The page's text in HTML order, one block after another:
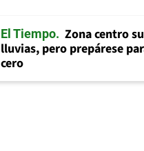
El Tiempo
Zona centro
lluvias, pero prepárese
cero